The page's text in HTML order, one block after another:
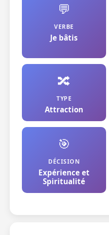
💬
VERBE
Je bâtis
🔀
TYPE
Attraction
🎯
DÉCISION
Expérience et
Spiritualité